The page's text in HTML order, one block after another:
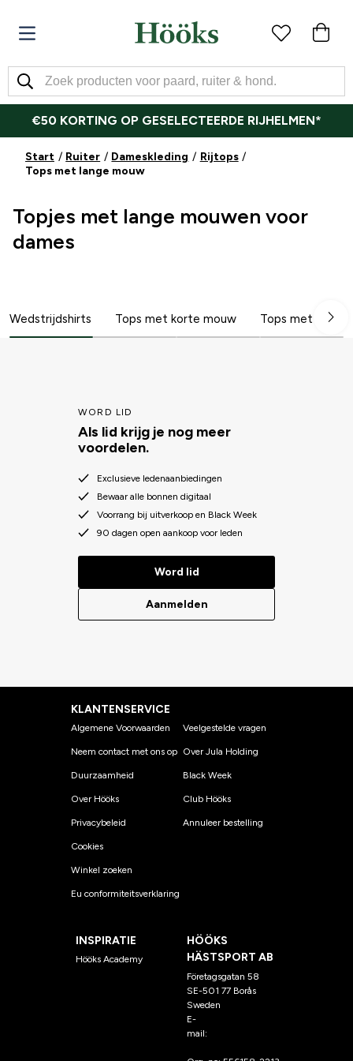
€50 KORTING OP GESELECTEERDE RIJHELMEN*
Start Ruiter Dameskleding
Rijtops
Tops met lange mouw
Topjes met lange mouwen voor
dames
Wedstrijdshirts Tops met korte mouw Tops met lange
WORD LID
Als lid krijg je nog meer
voordelen.
Exclusieve ledenaanbiedingen
Bewaar alle bonnen digitaal
Voorrang bij uitverkoop en Black Week
90 dagen open aankoop voor leden
Word lid
Aanmelden
KLANTENSERVICE
Algemene Voorwaarden
Neem contact met ons op
Duurzaamheid
Over Hööks
Privacybeleid
Cookies
Winkel zoeken
Eu conformiteitsverklaring
Veelgestelde vragen
Over Jula Holding
Black Week
Club Hööks
Annuleer bestelling
INSPIRATIE
Hööks Academy
HÖÖKS
HÄSTSPORT AB
Företagsgatan 58
SE-501 77 Borås
Sweden
E-
mail: